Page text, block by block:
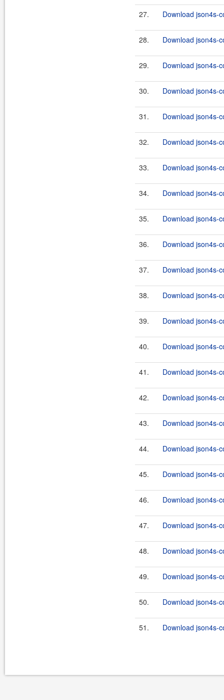
27. Download json4s-
28. Download json4s-
29. Download json4s-
30. Download json4s-
31. Download json4s-
32. Download json4s-
33. Download json4s-
34. Download json4s-
35. Download json4s-
36. Download json4s-
37. Download json4s-
38. Download json4s-
39. Download json4s-
40. Download json4s-
41. Download json4s-
42. Download json4s-
43. Download json4s-
44. Download json4s-
45. Download json4s-
46. Download json4s-
47. Download json4s-
48. Download json4s-
49. Download json4s-
50. Download json4s-
51. Download json4s-